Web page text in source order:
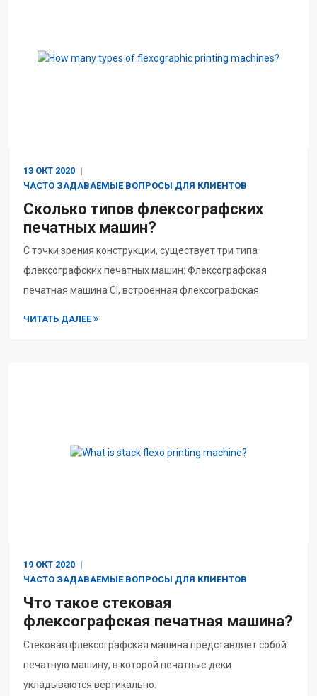
13 ОКТ 2020
ЧАСТО ЗАДАВАЕМЫЕ ВОПРОСЫ ДЛЯ КЛИЕНТОВ
Сколько типов флексографских
печатных машин?
С точки зрения конструкции, существует три типа
флексографских печатных машин: Флексографская
печатная машина CI, встроенная флексографская
ЧИТАТЬ ДАЛЕЕ
19 ОКТ 2020
ЧАСТО ЗАДАВАЕМЫЕ ВОПРОСЫ ДЛЯ КЛИЕНТОВ
Что такое стековая
флексографская печатная машина?
Стековая флексографская машина представляет собой
печатную машину, в которой печатные деки
укладываются вертикально.